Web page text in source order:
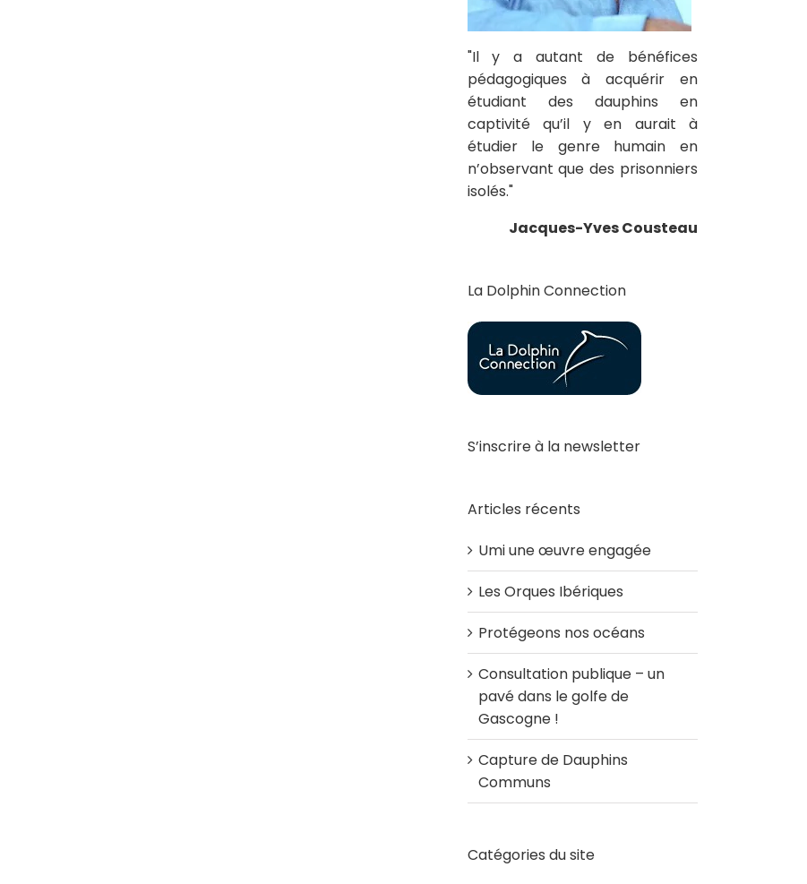
"Il y a autant de bénéfices
pédagogiques à acquérir en
étudiant des dauphins en
captivité qu’il y en aurait à
étudier le genre humain en
n’observant que des prisonniers
isolés."
Jacques-Yves Cousteau
La Dolphin Connection
S’inscrire à la newsletter
Articles récents
Umi une œuvre engagée
Les Orques Ibériques
Protégeons nos océans
Consultation publique – un
pavé dans le golfe de
Gascogne !
Capture de Dauphins
Communs
Catégories du site